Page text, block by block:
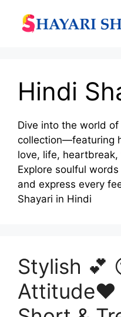
content
Hindi
Dive into the world
collection—featuring
love, life,
Explore soulful
and express every
Shayari in Hindi
Stylish 💕
Attitude❤